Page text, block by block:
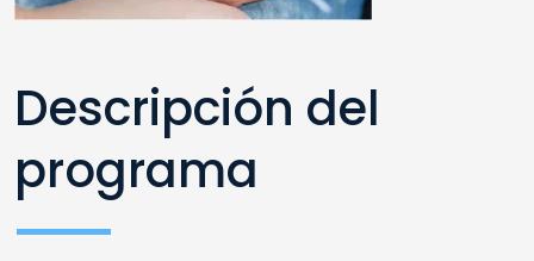
Descripción del
programa